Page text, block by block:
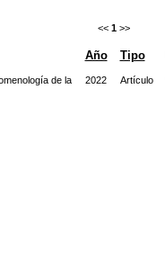
<< 1 >>
Año Tipo
de la
2022 Artículo